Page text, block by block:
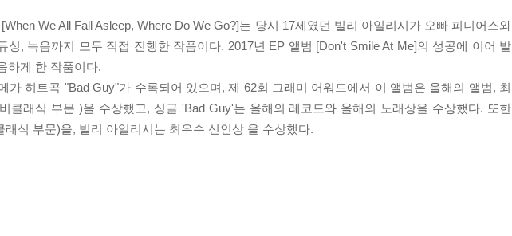
We All Fall Asleep, Where Do We Go?]는 당시 17세였던 빌리 아일리시가 오빠 피니어스와
싱, 녹음까지 모두 직접 진행한 작품이다. 2017년 EP 앨범 [Don't Smile At Me]의 성공에 이어 발
하게 한 작품이다.
가 히트곡 "Bad Guy"가 수록되어 있으며, 제 62회 그래미 어워드에서 이 앨범은 올해의 앨범, 최
클래식 부문 )을 수상했고, 싱글 'Bad Guy'는 올해의 레코드와 올해의 노래상을 수상했다. 또한
식 부문)을, 빌리 아일리시는 최우수 신인상 을 수상했다.